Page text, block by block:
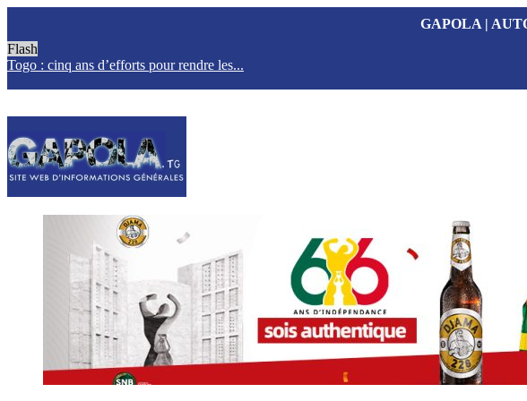
GAPOLA |
Flash
Togo : cinq ans d’efforts pour rendre les...